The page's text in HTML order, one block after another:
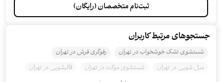
ثبت‌نام متخصصان (رایگان)
جستجو‌های مرتبط کاربران
شستشوی تشک خوشخواب در تهران
رفوگری فرش در تهران
مبل شویی در تهران
شستشوی موکت در تهران
قالیشویی در تهران